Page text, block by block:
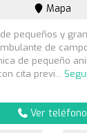
Mapa
pequeños y
de
de pequeño
cita previ...
Ver teléfono